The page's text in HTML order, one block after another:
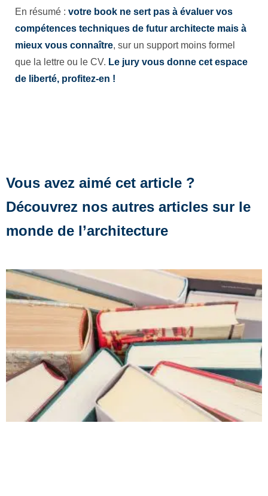
En résumé : votre book ne sert pas à évaluer vos
compétences techniques de futur architecte mais à
mieux vous connaître, sur un support moins formel
que la lettre ou le CV. Le jury vous donne cet espace
de liberté, profitez-en !
Vous avez aimé cet article ?
Découvrez nos autres articles sur le
monde de l’architecture